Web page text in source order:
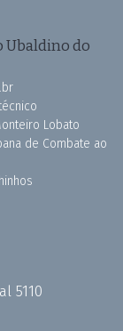
Ubaldino do
Lobato
de Combate ao
5110